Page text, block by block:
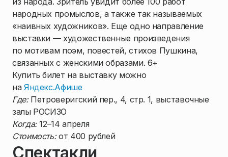
народных промыслов, а также так называемых
«наивных художников». Еще одно направление
выставки — художественные произведения
по мотивам поэм, повестей, стихов Пушкина,
связанных с женскими образами. 6+
Купить билет на выставку можно
на Яндекс.Афише
Где: Петроверигский пер., 4, стр. 1, выставочные
залы РОСИЗО
Когда:12–14 апреля
Стоимость:от 400 рублей
Спектакли